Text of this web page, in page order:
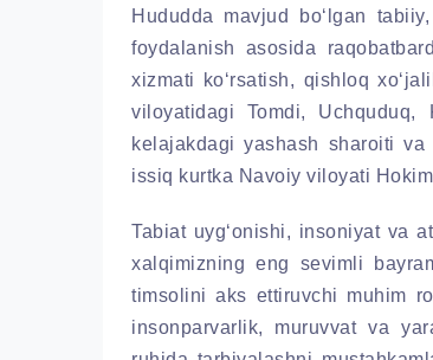
Hududda mavjud bo‘lgan
foydalanish asosida
xizmati ko‘rsatish, qishloq
viloyatidagi Tomdi,
kelajakdagi yashash sharoiti
issiq kurtka Navoiy viloyati
Tabiat uyg‘onishi, insoniyat va
xalqimizning eng sevimli
timsolini aks ettiruvchi muhim
insonparvarlik, muruvvat va